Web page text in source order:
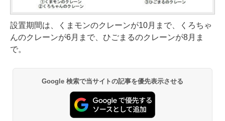
設置期間は、くまモンのクレーンが10月まで、くろちゃ
んのクレーンが6月まで、ひごまるのクレーンが8月ま
で。
Google 検索で当サイトの記事を優先表示させる